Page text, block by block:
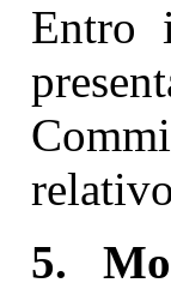
Entro
5.